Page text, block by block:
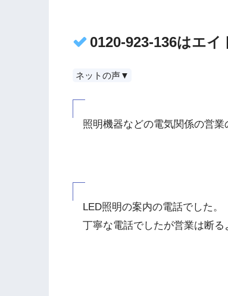
0120-923-136はエ
ネットの声▼
照明機器などの電気関係の営業
LED照明の案内の電話でした。
丁寧な電話でしたが営業は断る